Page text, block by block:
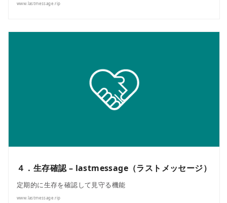
www.lastmessage.rip
４．生存確認 – lastmessage（ラストメッセージ）
定期的に生存を確認して見守る機能
www.lastmessage.rip